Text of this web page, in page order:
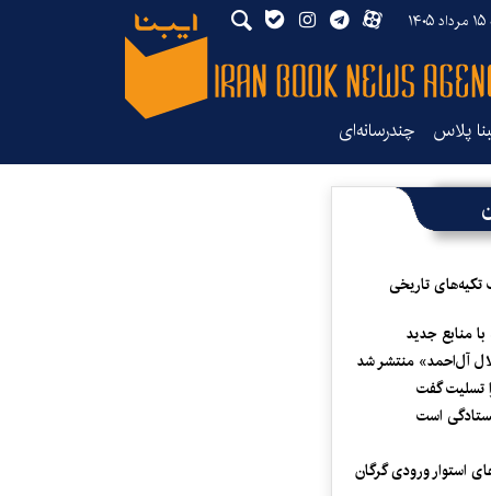
پلاس چندرسانه‌ای
تکیه‌های تاریخی
منابع جدید
آل‌احمد» منتشر شد
تسلیت گفت
است
استوار ورودی گرگان